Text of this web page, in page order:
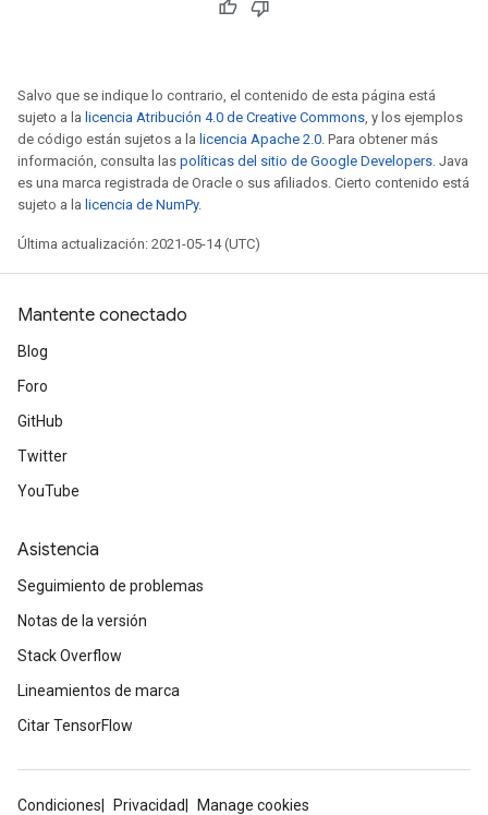
Salvo que se indique lo contrario, el contenido de esta página está
sujeto a la licencia Atribución 4.0 de Creative Commons, y los ejemplos
de código están sujetos a la licencia Apache 2.0. Para obtener más
información, consulta las políticas del sitio de Google Developers. Java
es una marca registrada de Oracle o sus afiliados. Cierto contenido está
sujeto a la licencia de NumPy.
Última actualización: 2021-05-14 (UTC)
Mantente conectado
Blog
Foro
GitHub
Twitter
YouTube
Asistencia
Seguimiento de problemas
Notas de la versión
Stack Overflow
Lineamientos de marca
Citar TensorFlow
Condiciones Privacidad
Manage cookies